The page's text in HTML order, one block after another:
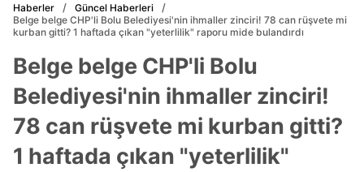
Haberler
Güncel Haberleri
Belge belge CHP'li Bolu Belediyesi'nin ihmaller zinciri! 78 can rüşvete mi
kurban gitti? 1 haftada çıkan "yeterlilik" raporu mide bulandırdı
Belge belge CHP'li Bolu
Belediyesi'nin ihmaller zinciri!
78 can rüşvete mi kurban gitti?
1 haftada çıkan "yeterlilik"